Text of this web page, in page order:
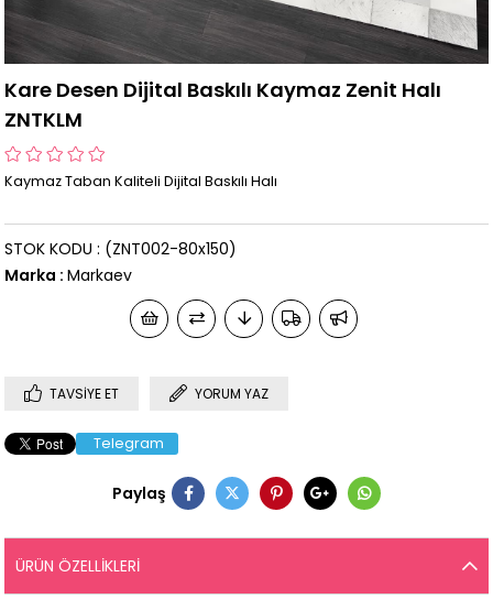
Kare Desen Dijital Baskılı Kaymaz Zenit Halı
ZNTKLM
Kaymaz Taban Kaliteli Dijital Baskılı Halı
(ZNT002-80x150)
STOK KODU
Marka : Markaev
TAVSIYE ET YORUM YAZ
Telegram
Paylaş
ÜRÜN ÖZELLIKLERI